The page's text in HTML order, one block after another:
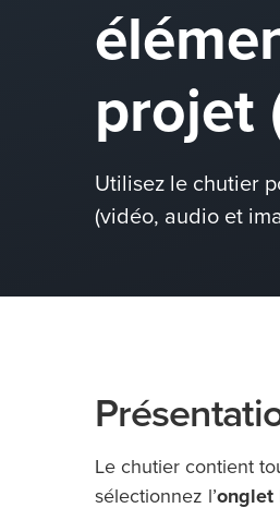
projet
Utilisez le chutier
(vidéo, audio et
Le chutier contient
sélectionnez l’onglet